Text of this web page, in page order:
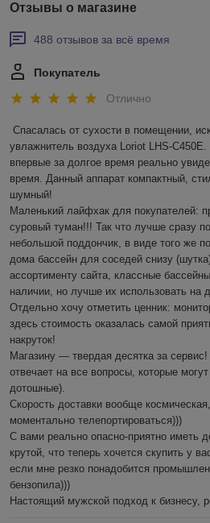
Отзывы о магазине
488 отзывов за всё время
Покупатель
Отлично
Спасалась от сухости в помещении,
увлажнитель воздуха Loriot LHS-
впервые за долгое время реально
время. Данный аппарат компактный,
шумный!
Маленький лайфхак для покупателей:
суровый туман!!! Так что лучше сразу
небольшой поддончик, в виде того же
дома бассейн для соседей снизу
ассортименту сайта, классные
наличии, но лучше их использовать на
Отдельно хочу отметить ценник:
здесь стоимость оказалась самой
накруток!
Магазину — твердая десятка за
отвечает на все вопросы, которые
дотошные).
Скорость доставки вообще
моментально телепортироваться)))
С вами реально опасно-приятно иметь
крутой, что теперь хочется скупить у
если мне резко понадобится
бензопила)))
Настоящий мужской подход к бизнесу,